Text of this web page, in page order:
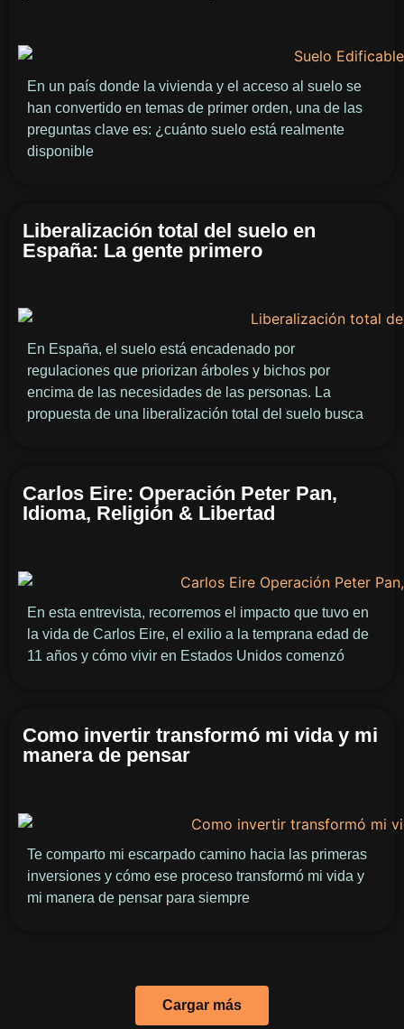
En un país donde la vivienda y el acceso al suelo se
han convertido en temas de primer orden, una de las
preguntas clave es: ¿cuánto suelo está realmente
disponible
Liberalización total del suelo en
España: La gente primero
En España, el suelo está encadenado por
regulaciones que priorizan árboles y bichos por
encima de las necesidades de las personas. La
propuesta de una liberalización total del suelo busca
Carlos Eire: Operación Peter Pan,
Idioma, Religión & Libertad
En esta entrevista, recorremos el impacto que tuvo en
la vida de Carlos Eire, el exilio a la temprana edad de
11 años y cómo vivir en Estados Unidos comenzó
Como invertir transformó mi vida y mi
manera de pensar
Te comparto mi escarpado camino hacia las primeras
inversiones y cómo ese proceso transformó mi vida y
mi manera de pensar para siempre
Cargar más